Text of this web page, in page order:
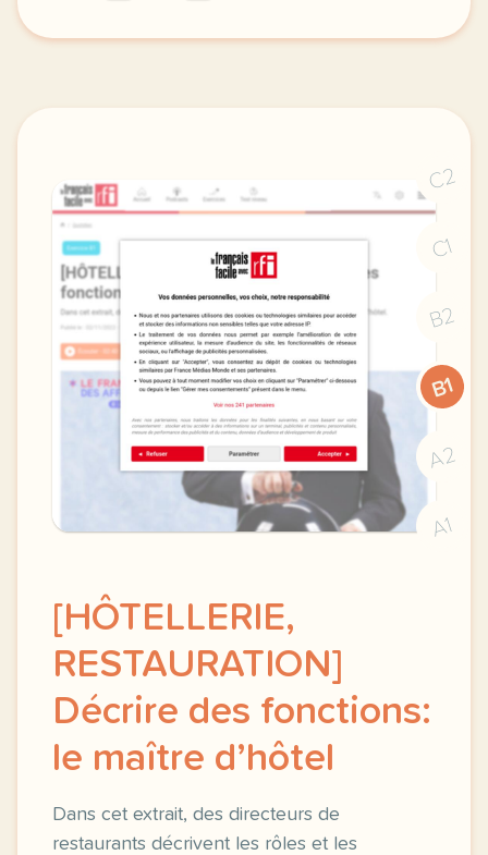
exercice b1 la pratique du pourboire aux etats
C2
C1
B2
B1
A2
A1
[HÔTELLERIE,
RESTAURATION]
Décrire des fonctions:
le maître d’hôtel
Dans cet extrait, des directeurs de
restaurants décrivent les rôles et les